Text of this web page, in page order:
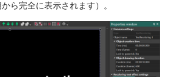
ら完全に表示されます）。